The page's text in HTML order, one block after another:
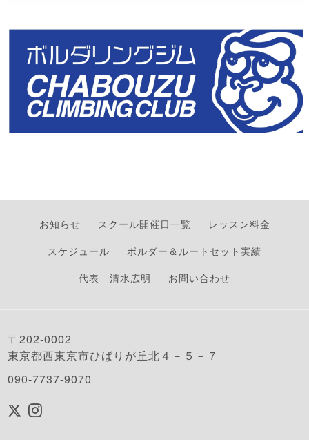
お知らせ スクール開催日一覧
レッスン料金
スケジュール
ボルダー＆ルートセット実績
代表 清水広明
お問い合わせ
〒202-0002
東京都西東京市ひばりが丘北４－５－７
090-7737-9070